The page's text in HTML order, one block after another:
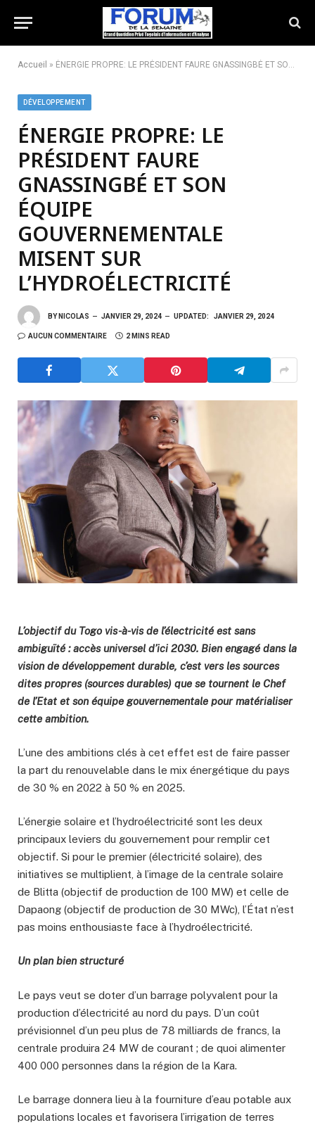
Accueil » ÉNERGIE PROPRE: LE PRÉSIDENT FAURE GNASSINGBÉ ET SON ÉQUIPE GOUVERNEMENTALE MISENT SUR L’HYDROÉLECTRICITÉ
DÉVELOPPEMENT
ÉNERGIE PROPRE: LE
PRÉSIDENT FAURE
GNASSINGBÉ ET SON
ÉQUIPE
GOUVERNEMENTALE
MISENT SUR
L’HYDROÉLECTRICITÉ
BY NICOLAS JANVIER 29, 2024 UPDATED: JANVIER 29, 2024
AUCUN COMMENTAIRE 2 MINS READ
L’objectif du Togo vis-à-vis de l’électricité est sans
ambiguïté : accès universel d’ici 2030. Bien engagé dans la
vision de développement durable, c’est vers les sources
dites propres (sources durables) que se tournent le Chef
de l’Etat et son équipe gouvernementale pour matérialiser
cette ambition.
L’une des ambitions clés à cet effet est de faire passer
la part du renouvelable dans le mix énergétique du pays
de 30 % en 2022 à 50 % en 2025.
L’énergie solaire et l’hydroélectricité sont les deux
principaux leviers du gouvernement pour remplir cet
objectif. Si pour le premier (électricité solaire), des
initiatives se multiplient, à l’image de la centrale solaire
de Blitta (objectif de production de 100 MW) et celle de
Dapaong (objectif de production de 30 MWc), l’État n’est
pas moins enthousiaste face à l’hydroélectricité.
Un plan bien structuré
Le pays veut se doter d’un barrage polyvalent pour la
production d’électricité au nord du pays. D’un coût
prévisionnel d’un peu plus de 78 milliards de francs, la
centrale produira 24 MW de courant ; de quoi alimenter
400 000 personnes dans la région de la Kara.
Le barrage donnera lieu à la fourniture d’eau potable aux
populations locales et favorisera l’irrigation de terres